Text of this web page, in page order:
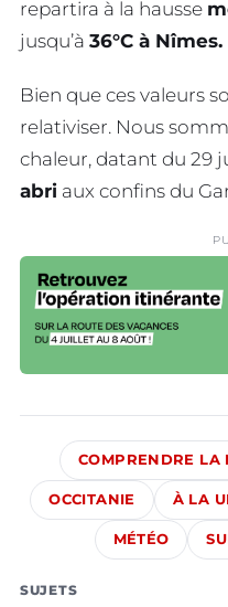
repartira à la hausse
jusqu’à 36°C à Nîmes.
Bien que ces valeurs
relativiser. Nous
chaleur, datant du 29
abri aux confins du
COMPRENDRE LA
OCCITANIE À LA
MÉTÉO
SUJETS